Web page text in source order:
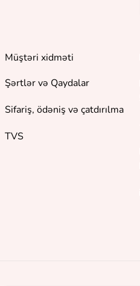
Müştəri xidməti
Şərtlər və Qaydalar
Sifariş, ödəniş və çatdırılma
TVS